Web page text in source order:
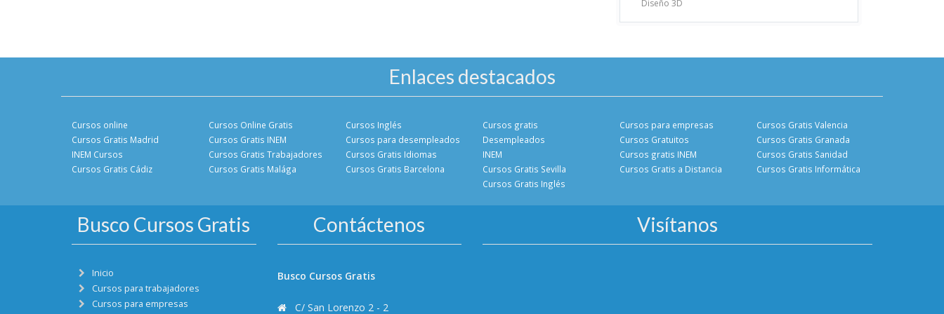
Diseño 3D
Enlaces destacados
Cursos online
Cursos Gratis Madrid
INEM Cursos
Cursos Gratis Cádiz
Cursos Online Gratis
Cursos Gratis INEM
Cursos Gratis Trabajadores
Cursos Gratis Malága
Cursos Inglés
Cursos para desempleados
Cursos Gratis Idiomas
Cursos Gratis Barcelona
Cursos gratis
Desempleados
INEM
Cursos Gratis Sevilla
Cursos Gratis Inglés
Cursos para empresas
Cursos Gratuitos
Cursos gratis INEM
Cursos Gratis a Distancia
Cursos Gratis Valencia
Cursos Gratis Granada
Cursos Gratis Sanidad
Cursos Gratis Informática
Busco Cursos Gratis
Inicio
Cursos para trabajadores
Cursos para empresas
Contáctenos
Busco Cursos Gratis
C/ San Lorenzo 2 - 2
Visítanos